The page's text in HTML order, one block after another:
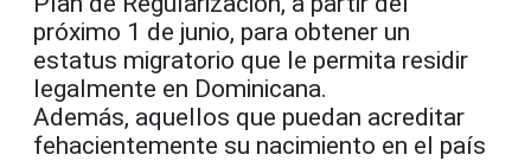
próximo 1 de junio, para obtener un
estatus migratorio que le permita residir
legalmente en Dominicana.
Además, aquellos que puedan acreditar
fehacientemente su nacimiento en el país